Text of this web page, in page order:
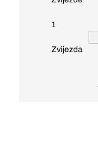
1
Zvijezda